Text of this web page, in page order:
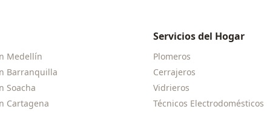
Medellín
Barranquilla
Soacha
Cartagena
Servicios del Hogar
Plomeros
Cerrajeros
Vidrieros
Técnicos Electrodomésticos